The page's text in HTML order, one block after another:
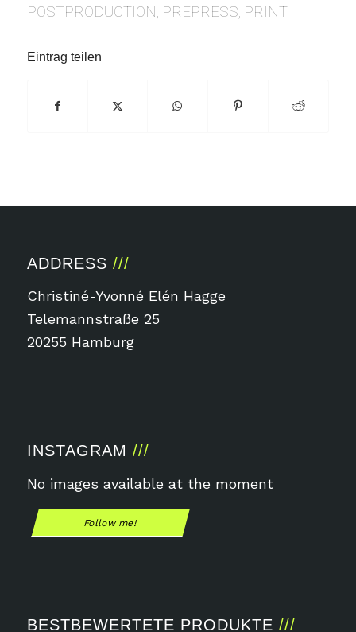
POSTPRODUCTION, PREPRESS, PRINT
Eintrag teilen
ADDRESS
Christiné-Yvonné Elén Hagge
Telemannstraße 25
20255 Hamburg
INSTAGRAM
No images available at the moment
Follow me!
BESTBEWERTETE PRODUKTE